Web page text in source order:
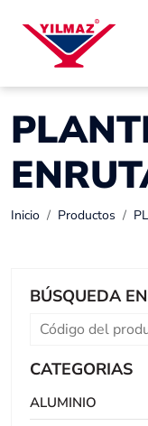
Inicio Productos
BÚSQUEDA
CATEGORIAS
ALUMINIO